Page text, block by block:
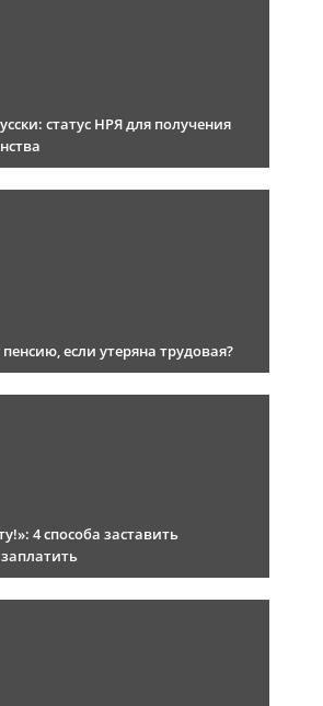
статус НРЯ для получения
если утеряна трудовая?
4 способа заставить